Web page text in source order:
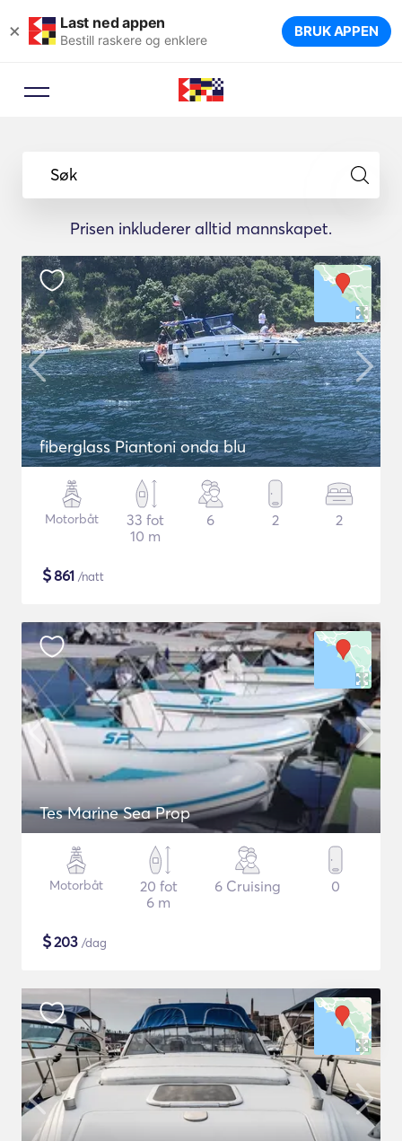
× Last ned appen
Bestill raskere og enklere BRUK APPEN
Søk
Prisen inkluderer alltid mannskapet.
fiberglass Piantoni onda blu
Motorbåt
33 fot
10 m
6 2 2
$861 /natt
Tes Marine Sea Prop
Motorbåt
20 fot
6 m
6 Cruising 0
$203 /dag